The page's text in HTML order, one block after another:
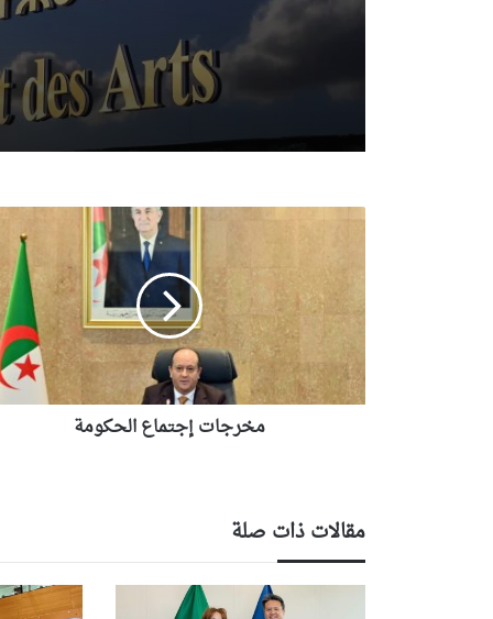
مخرجات
الحكومة
مخرجات إجتماع الحكومة
مقالات ذات صلة